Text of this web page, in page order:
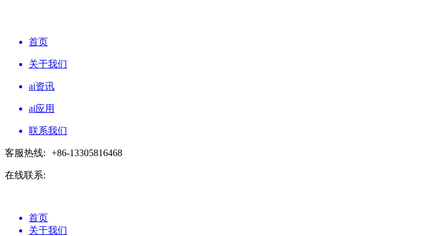
首页
关于我们
ai资讯
ai应用
联系我们
客服热线: +86-13305816468
在线联系:
首页
关于我们